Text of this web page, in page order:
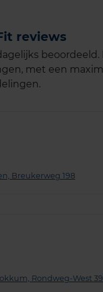
reviews
met een
Breukerweg 198
Rondweg-West 39